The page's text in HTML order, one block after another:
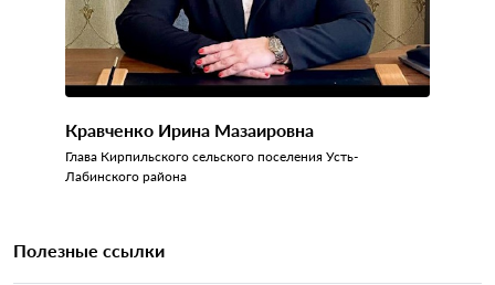
Кравченко Ирина Мазаировна
Глава Кирпильского сельского поселения Усть-
Лабинского района
Полезные ссылки